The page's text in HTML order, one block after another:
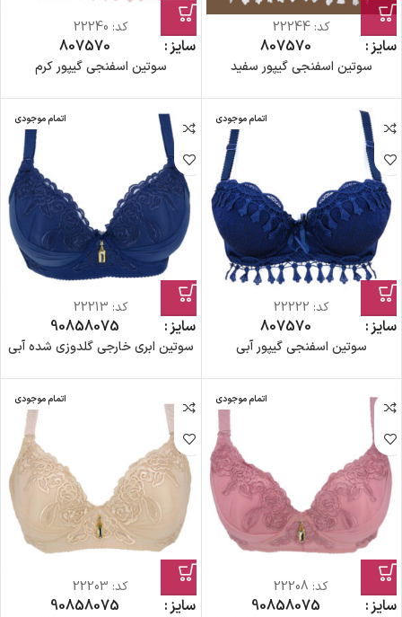
کد:22244
سایز 70
75
80
سوتین اسفنجی گیپور سفید
کد: 22240
سایز 70
75
80
سوتین اسفنجی گیپور کرم
اتمام موجودی
کد: 22222
سایز 70
75
80
سوتین اسفنجی گیپور آبی
اتمام موجودی
کد: 22213
سایز 75
80
85
90
سوتین ابری خارجی گلدوزی شده آبی
اتمام موجودی
کد: 22208
سایز 75
80
85
90
اتمام موجودی
کد: 22203
سایز 75
80
85
90